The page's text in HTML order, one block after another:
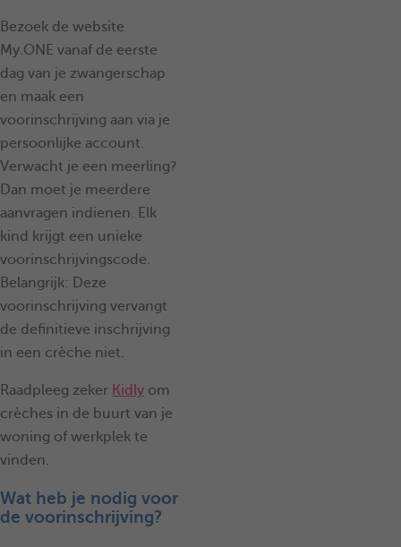
Bezoek de website
My.ONE vanaf de eerste
dag van je zwangerschap
en maak een
voorinschrijving aan via je
persoonlijke account.
Verwacht je een meerling?
Dan moet je meerdere
aanvragen indienen. Elk
kind krijgt een unieke
voorinschrijvingscode.
Belangrijk: Deze
voorinschrijving vervangt
de definitieve inschrijving
in een crèche niet.
Raadpleeg zeker Kidly om
crèches in de buurt van je
woning of werkplek te
vinden.
Wat heb je nodig voor
de voorinschrijving?